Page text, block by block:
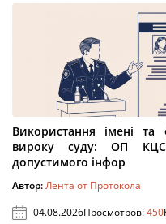
Використання імені
вироку суду: ОП
допустимого інфор
Автор:Лента от Протокола
04.08.2026Просмотров:450